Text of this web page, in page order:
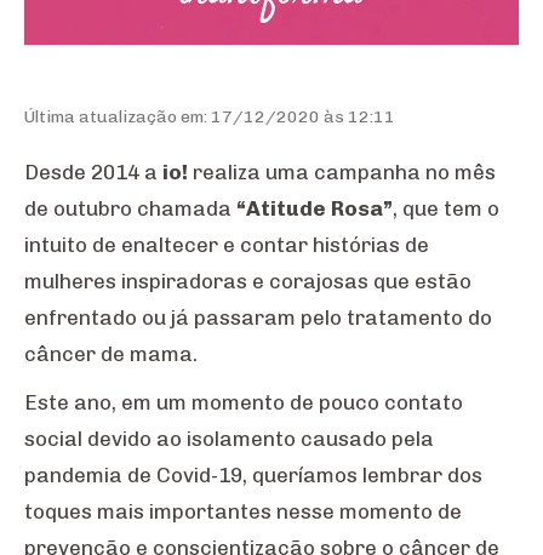
Última atualização em: 17/12/2020 às 12:11
Desde 2014 a io! realiza uma campanha no mês
de outubro chamada “Atitude Rosa”, que tem o
intuito de enaltecer e contar histórias de
mulheres inspiradoras e corajosas que estão
enfrentado ou já passaram pelo tratamento do
câncer de mama.
Este ano, em um momento de pouco contato
social devido ao isolamento causado pela
pandemia de Covid-19, queríamos lembrar dos
toques mais importantes nesse momento de
prevenção e conscientização sobre o câncer de